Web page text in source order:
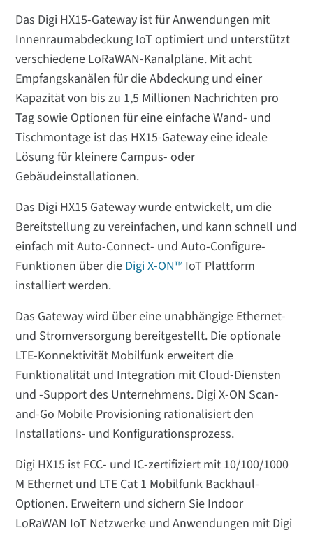
Das Digi HX15-Gateway ist für Anwendungen mit
Innenraumabdeckung IoT optimiert und unterstützt
verschiedene LoRaWAN-Kanalpläne. Mit acht
Empfangskanälen für die Abdeckung und einer
Kapazität von bis zu 1,5 Millionen Nachrichten pro
Tag sowie Optionen für eine einfache Wand- und
Tischmontage ist das HX15-Gateway eine ideale
Lösung für kleinere Campus- oder
Gebäudeinstallationen.
Das Digi HX15 Gateway wurde entwickelt, um die
Bereitstellung zu vereinfachen, und kann schnell und
einfach mit Auto-Connect- und Auto-Configure-
Funktionen über dieDigi X-ON™IoT Plattform
installiert werden.
Das Gateway wird über eine unabhängige Ethernet-
und Stromversorgung bereitgestellt. Die optionale
LTE-Konnektivität Mobilfunk erweitert die
Funktionalität und Integration mit Cloud-Diensten
und -Support des Unternehmens. Digi X-ON Scan-
and-Go Mobile Provisioning rationalisiert den
Installations- und Konfigurationsprozess.
Digi HX15 ist FCC- und IC-zertifiziert mit 10/100/1000
M Ethernet und LTE Cat 1 Mobilfunk Backhaul-
Optionen. Erweitern und sichern Sie Indoor
LoRaWAN IoT Netzwerke und Anwendungen mit Digi